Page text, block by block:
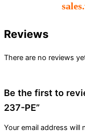
Reviews
There are no reviews
Be the first to
237-PE”
Your email address will